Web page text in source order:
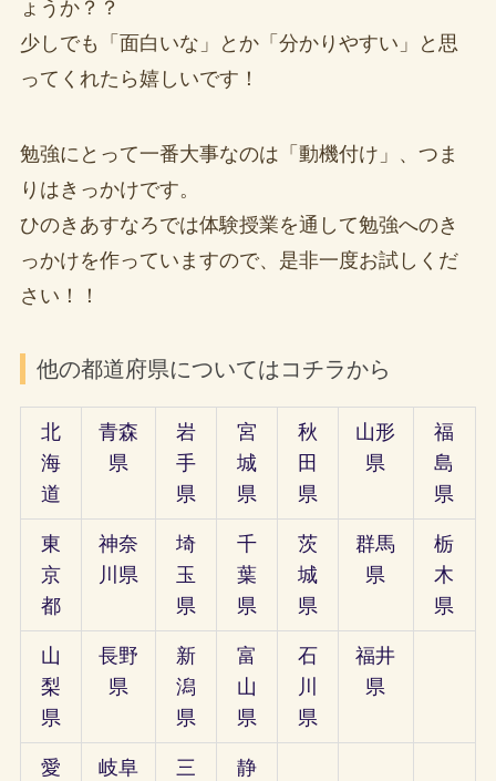
ょうか？？
少しでも「面白いな」とか「分かりやすい」と思
ってくれたら嬉しいです！
勉強にとって一番大事なのは「動機付け」、つま
りはきっかけです。
ひのきあすなろでは体験授業を通して勉強へのき
っかけを作っていますので、是非一度お試しくだ
さい！！
他の都道府県についてはコチラから
北
海
道
青森
県
岩
手
県
宮
城
県
秋
田
県
山形
県
福
島
県
東
京
都
神奈
川県
埼
玉
県
千
葉
県
茨
城
県
群馬
県
栃
木
県
山
梨
県
長野
県
新
潟
県
富
山
県
石
川
県
福井
県
愛
岐阜
三
静